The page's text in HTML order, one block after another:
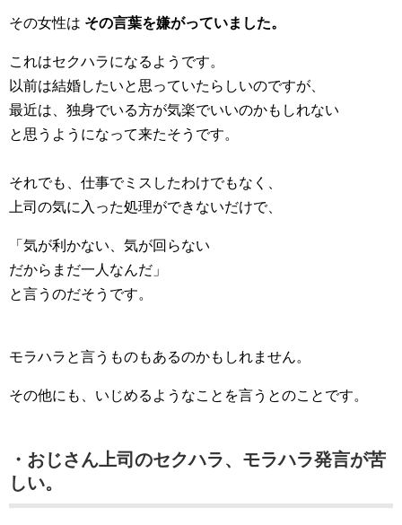
その女性は その言葉を嫌がっていました。
これはセクハラになるようです。
以前は結婚したいと思っていたらしいのですが、
最近は、独身でいる方が気楽でいいのかもしれない
と思うようになって来たそうです。
それでも、仕事でミスしたわけでもなく、
上司の気に入った処理ができないだけで、
「気が利かない、気が回らない
だからまだ一人なんだ」
と言うのだそうです。
モラハラと言うものもあるのかもしれません。
その他にも、いじめるようなことを言うとのことです。
・おじさん上司のセクハラ、モラハラ発言が苦
しい。